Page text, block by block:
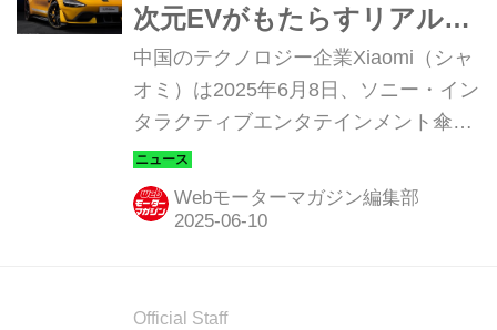
次元EVがもたらすリアルと
バーチャルの融合～
中国のテクノロジー企業Xiaomi（シャ
オミ）は2025年6月8日、ソニー・イン
タラクティブエンタテインメント傘下
のポリフォニー・デジタルと提携し、
自社のフラッグシップEV「Xiaomi
SU7 Ultra（シャオミ エスユーセブン
モ7」に登場させると発表した。
Webモーターマガジン編集部
Official Staff